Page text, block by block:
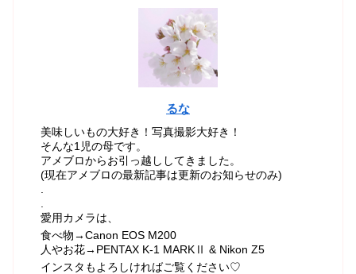
るな
美味しいもの大好き！写真撮影大好き！
そんな1児の母です。
アメブロからお引っ越ししてきました。
(現在アメブロの最新記事は更新のお知らせのみ)
愛用カメラは、
食べ物→Canon EOS M200
人やお花→PENTAX K-1 MARKⅡ & Nikon Z5
インスタもよろしければご覧ください♡